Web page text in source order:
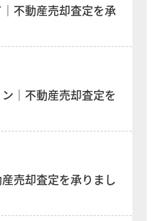
不動産売却査定を承
｜不動産売却査定を
売却査定を承りまし